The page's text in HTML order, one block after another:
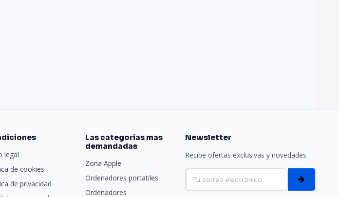
legal
de cookies
de privacidad
Las categorias mas
demandadas
Zona Apple
Ordenadores portatiles
Ordenadores
Newsletter
Recibe ofertas exclusivas y novedades.